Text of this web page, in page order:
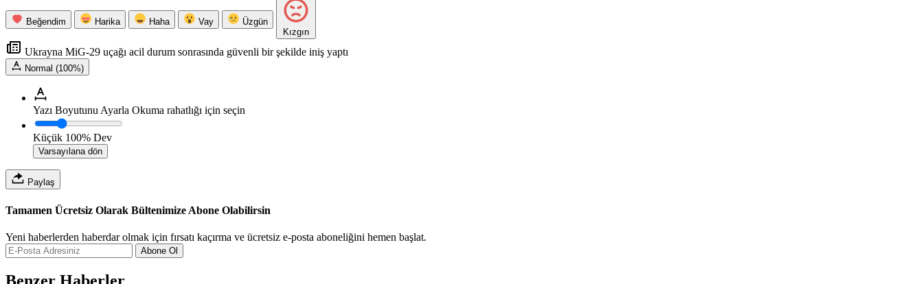
Beğendim Harika Haha Vay
Üzgün
Kızgın
Ukrayna MiG-29 uçağı acil durum sonrasında güvenli bir şekilde iniş yaptı
Normal (100%)
Yazı Boyutunu Ayarla Okuma rahatlığı için seçin
Küçük 100% Dev
Varsayılana dön
Paylaş
Tamamen Ücretsiz Olarak Bültenimize Abone Olabilirsin
Yeni haberlerden haberdar olmak için fırsatı kaçırma ve ücretsiz e-posta aboneliğini hemen başlat.
Abone Ol
Benzer Haberler